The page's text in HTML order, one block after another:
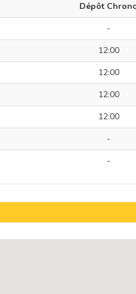
Dépôt
-
12:00
12:00
12:00
12:00
-
-